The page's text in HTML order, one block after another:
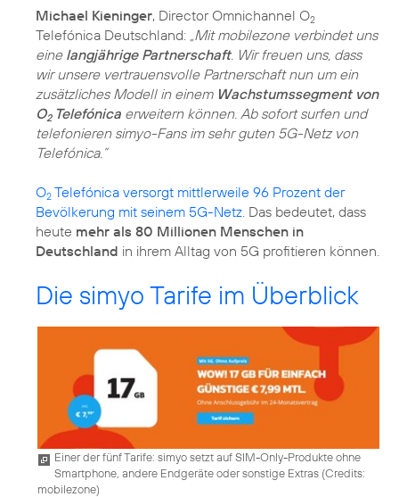
Michael Kieninger, Director Omnichannel O2
Telefónica Deutschland: „Mit mobilezone verbindet uns
eine langjährige Partnerschaft. Wir freuen uns, dass
wir unsere vertrauensvolle Partnerschaft nun um ein
zusätzliches Modell in einem Wachstumssegment von
O2Telefónica erweitern können. Ab sofort surfen und
telefonieren simyo-Fans im sehr guten 5G-Netz von
Telefónica.”
O2 Telefónica versorgt mittlerweile 96 Prozent der
Bevölkerung mit seinem 5G-Netz . Das bedeutet, dass
heute mehr als 80 Millionen Menschen in
Deutschland in ihrem Alltag von 5G profitieren können.
Die simyo Tarife im Überblick
Einer der fünf Tarife: simyo setzt auf SIM-Only-Produkte ohne
Smartphone, andere Endgeräte oder sonstige Extras (Credits:
mobilezone)